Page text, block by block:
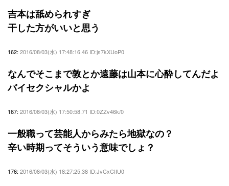
吉本は舐められすぎ
干した方がいいと思う
162: 2016/08/03(水) 17:48:16.46 ID:js7kXUoP0
なんでそこまで敦とか遠藤は山本に心酔してんだよ
バイセクシャルかよ
167: 2016/08/03(水) 17:50:58.71 ID:0ZZv46k/0
一般職って芸能人からみたら地獄なの？
辛い時期ってそういう意味でしょ？
176: 2016/08/03(水) 18:27:25.38 ID:JvCxCIIU0